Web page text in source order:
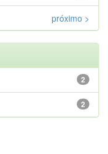
próximo >
2
2